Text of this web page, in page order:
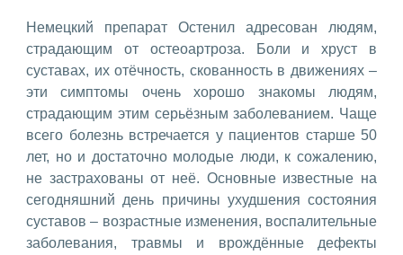
Немецкий препарат Остенил адресован людям,
страдающим от остеоартроза. Боли и хруст в
суставах, их отёчность, скованность в движениях –
эти симптомы очень хорошо знакомы людям,
страдающим этим серьёзным заболеванием. Чаще
всего болезнь встречается у пациентов старше 50
лет, но и достаточно молодые люди, к сожалению,
не застрахованы от неё. Основные известные на
сегодняшний день причины ухудшения состояния
суставов – возрастные изменения, воспалительные
заболевания, травмы и врождённые дефекты